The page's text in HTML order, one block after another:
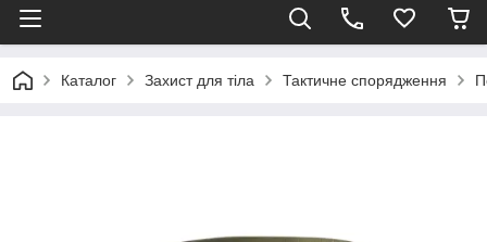
Каталог Захист для тіла Тактичне спорядження